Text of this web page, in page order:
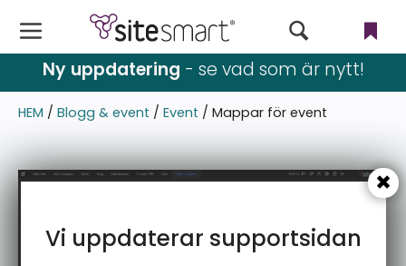
Webbutik
CMS
Filer
Nyhetsbrev
Ny uppdatering - se vad som är nytt!
HEM / Blogg & event / Event / Mappar för event
Vi uppdaterar supportsidan